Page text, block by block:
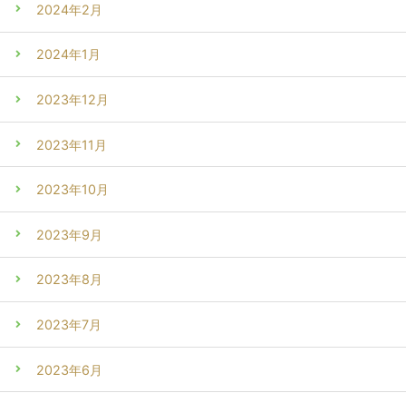
2024年2月
2024年1月
2023年12月
2023年11月
2023年10月
2023年9月
2023年8月
2023年7月
2023年6月